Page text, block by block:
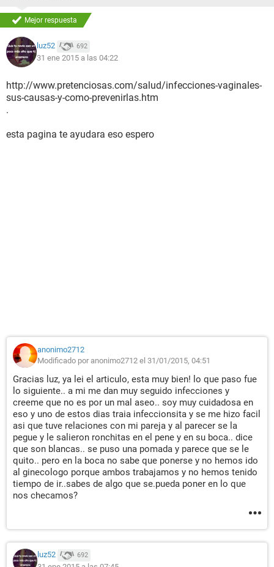
Mejor respuesta
luz52 692
31 ene 2015 a las 04:22
http://www.pretenciosas.com/salud/infecciones-vaginales-
sus-causas-y-como-prevenirlas.htm
.
esta pagina te ayudara eso espero
anonimo2712
Modificado por anonimo2712 el 31/01/2015, 04:51
Gracias luz, ya lei el articulo, esta muy bien! lo que paso fue
lo siguiente.. a mi me dan muy seguido infecciones y
creeme que no es por un mal aseo.. soy muy cuidadosa en
eso y uno de estos dias traia infeccionsita y se me hizo facil
asi que tuve relaciones con mi pareja y al parecer se la
pegue y le salieron ronchitas en el pene y en su boca.. dice
que son blancas.. se puso una pomada y parece que se le
quito.. pero en la boca no sabe que ponerse y no hemos ido
al ginecologo porque ambos trabajamos y no hemos tenido
tiempo de ir..sabes de algo que se.pueda poner en lo que
nos checamos?
luz52 692